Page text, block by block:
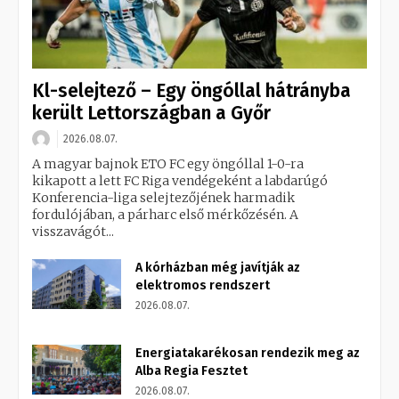
Kl-selejtező – Egy öngóllal hátrányba
került Lettországban a Győr
2026.08.07.
A magyar bajnok ETO FC egy öngóllal 1-0-ra
kikapott a lett FC Riga vendégeként a labdarúgó
Konferencia-liga selejtezőjének harmadik
fordulójában, a párharc első mérkőzésén. A
visszavágót...
A kórházban még javítják az
elektromos rendszert
2026.08.07.
Energiatakarékosan rendezik meg az
Alba Regia Fesztet
2026.08.07.